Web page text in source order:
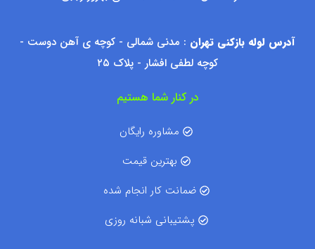
آدرس لوله بازکنی تهران : مدنی شمالی - کوچه ی آهن دوست -
کوچه لطفی افشار - پلاک ۲۵
در کنار شما هستیم
مشاوره رایگان
بهترین قیمت
ضمانت کار انجام شده
پشتیبانی شبانه روزی